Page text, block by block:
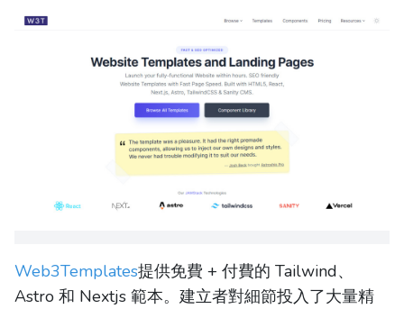
Web3Templates提供免費 + 付費的 Tailwind、
Astro 和 Nextjs 範本。建立者對細節投入了大量精